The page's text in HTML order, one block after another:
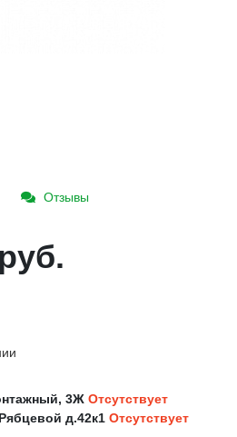
Отзывы
3Ж Отсутствует
д.42к1 Отсутствует